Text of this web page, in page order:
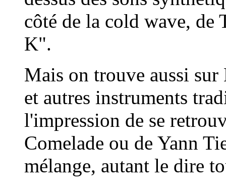
côté de la cold wave, de
K".
Mais on trouve aussi
et autres instruments
l'impression de se
Comelade ou de Yann
mélange, autant le dire